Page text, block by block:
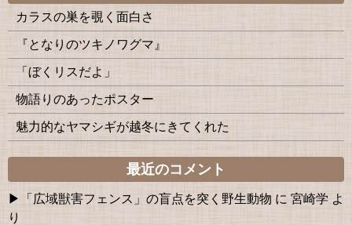
カラスの巣を覗く面白さ
『となりのツキノワグマ』
「ぼくリスだよ」
物語りのあったポスター
魅力的なヤマシギが越冬にきてくれた
最近のコメント
「広域獣害フェンス」の盲点を突く野生動物 に 宮崎学 よ
り